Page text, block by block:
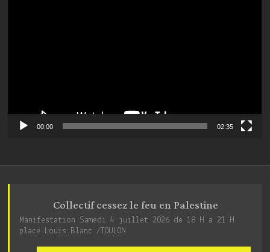
00:00 02:35
Collectif cessez le feu en Palestine
Manifestation Samedi 4 juillet 2026 de 18 H a 21 H
place Louis Blanc /TOULON